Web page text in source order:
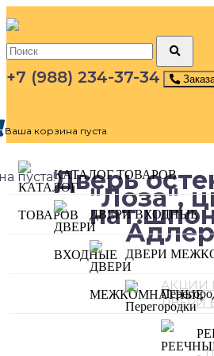
+7 (988) 234-37-34
Ваша корзина пуста
пуста!КАТАЛОГ ТОВАРОВ
ДВЕРИ ВХОДНЫЕ
ДВЕРИ
Дверь
"Лоза",
Категории
АКЦИИ
ДВЕРИ